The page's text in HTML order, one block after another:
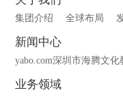
集团介绍 全球布局
新闻中心
yabo.com深圳市海腾文
业务领域